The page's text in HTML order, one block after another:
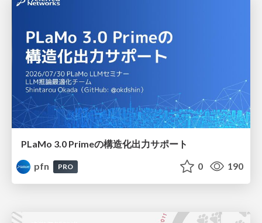
PLaMo 3.0 Primeの構造化出力サポート
pfn
PRO 0 190